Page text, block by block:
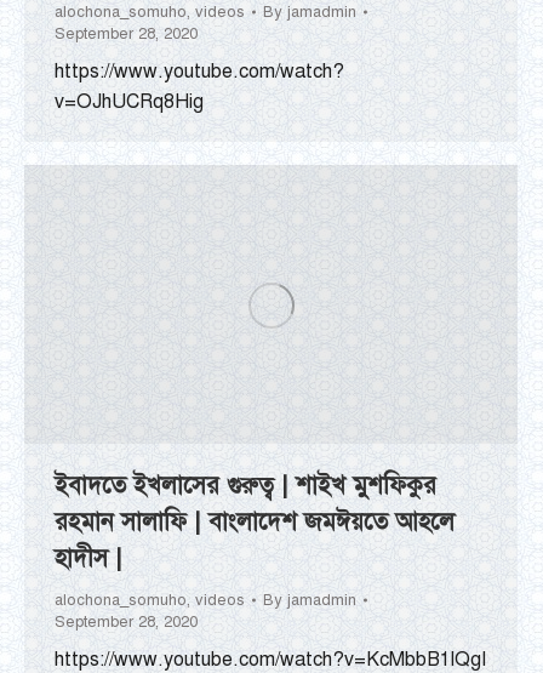
alochona_somuho, videos By jamadmin
September 28, 2020
https://www.youtube.com/watch?
v=OJhUCRq8Hig
ইবাদতে ইখলাসের গুরুত্ব | শাইখ মুশফিকুর
রহমান সালাফি | বাংলাদেশ জমঈয়তে আহলে
হাদীস |
alochona_somuho, videos By jamadmin
September 28, 2020
https://www.youtube.com/watch?v=KcMbbB1lQgI